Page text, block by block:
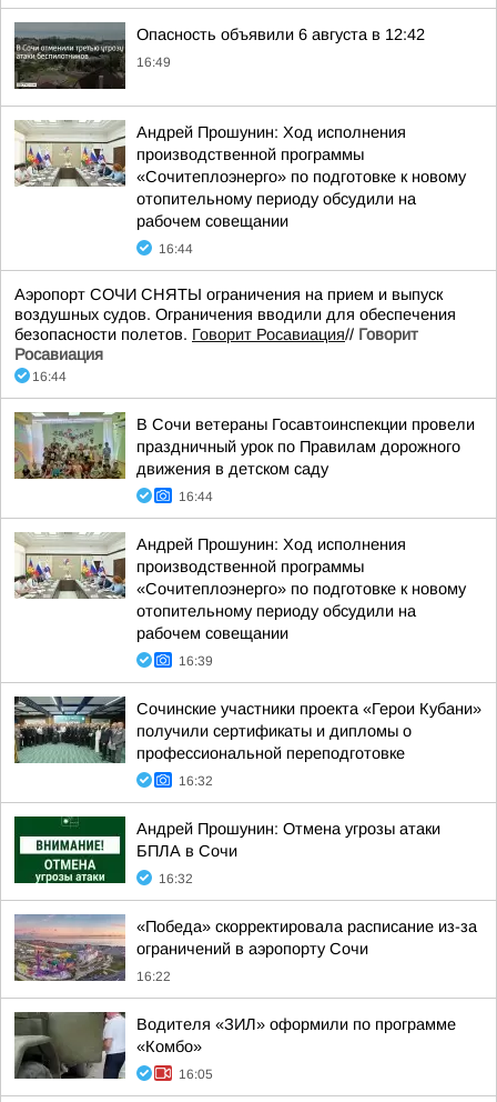
Опасность объявили 6 августа в 12:42
16:49
Андрей Прошунин: Ход исполнения
производственной программы
«Сочитеплоэнерго» по подготовке к новому
отопительному периоду обсудили на
рабочем совещании
16:44
Аэропорт СОЧИ СНЯТЫ ограничения на прием и выпуск
воздушных судов. Ограничения вводили для обеспечения
безопасности полетов. Говорит Росавиация// Говорит
Росавиация
16:44
В Сочи ветераны Госавтоинспекции провели
праздничный урок по Правилам дорожного
движения в детском саду
16:44
Андрей Прошунин: Ход исполнения
производственной программы
«Сочитеплоэнерго» по подготовке к новому
отопительному периоду обсудили на
рабочем совещании
16:39
Сочинские участники проекта «Герои Кубани»
получили сертификаты и дипломы о
профессиональной переподготовке
16:32
Андрей Прошунин: Отмена угрозы атаки
БПЛА в Сочи
16:32
«Победа» скорректировала расписание из-за
ограничений в аэропорту Сочи
16:22
Водителя «ЗИЛ» оформили по программе
«Комбо»
16:05